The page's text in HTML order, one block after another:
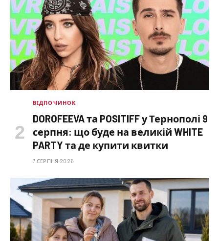
ВІДПОЧИНОК
DOROFEEVA та POSITIFF у Тернополі 9
серпня: що буде на великій WHITE
PARTY та де купити квитки
7 СЕРПНЯ 2026